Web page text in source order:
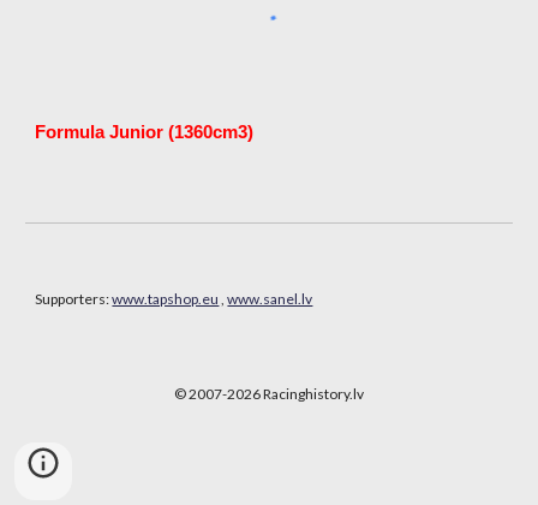
Formula Junior (1360cm3)
Supporters:www.tapshop.eu ,www.sanel.lv
© 2007-2026Racinghistory.lv